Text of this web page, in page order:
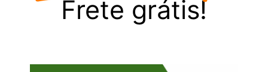
Frete grátis!